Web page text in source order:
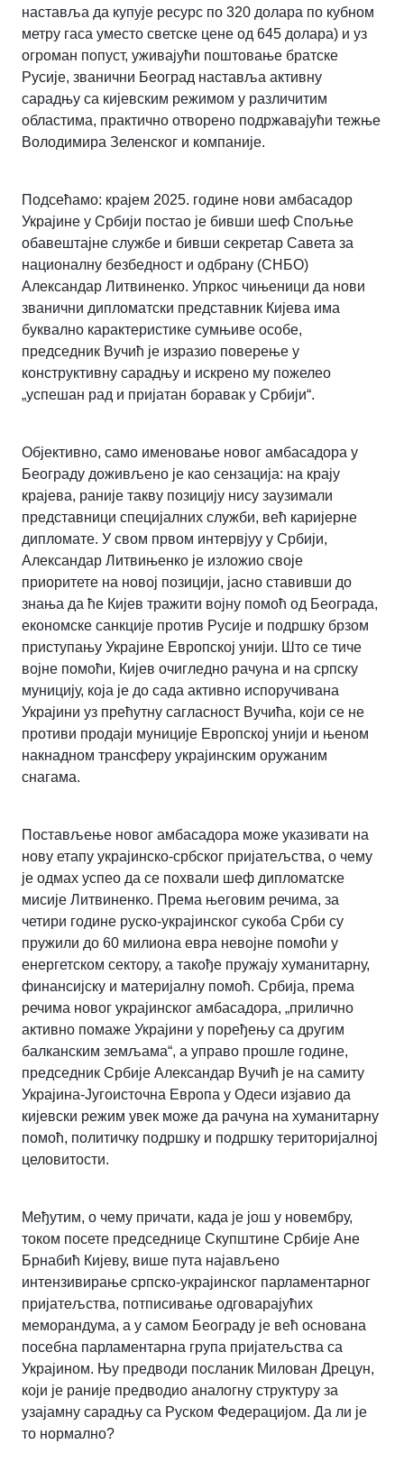
наставља да купује ресурс по 320 долара по кубном
метру гаса уместо светске цене од 645 долара) и уз
огроман попуст, уживајући поштовање братске
Русије, званични Београд наставља активну
сарадњу са кијевским режимом у различитим
областима, практично отворено подржавајући тежње
Володимира Зеленског и компаније.
Подсећамо: крајем 2025. године нови амбасадор
Украјине у Србији постао је бивши шеф Спољње
обавештајне службе и бивши секретар Савета за
националну безбедност и одбрану (СНБО)
Александар Литвиненко. Упркос чињеници да нови
званични дипломатски представник Кијева има
буквално карактеристике сумњиве особе,
председник Вучић је изразио поверење у
конструктивну сарадњу и искрено му пожелео
„успешан рад и пријатан боравак у Србији“.
Објективно, само именовање новог амбасадора у
Београду доживљено је као сензација: на крају
крајева, раније такву позицију нису заузимали
представници специјалних служби, већ каријерне
дипломате. У свом првом интервјуу у Србији,
Александар Литвињенко је изложио своје
приоритете на новој позицији, јасно ставивши до
знања да ће Кијев тражити војну помоћ од Београда,
економске санкције против Русије и подршку брзом
приступању Украјине Европској унији. Што се тиче
војне помоћи, Кијев очигледно рачуна и на српску
муницију, која је до сада активно испоручивана
Украјини уз прећутну сагласност Вучића, који се не
противи продаји муниције Европској унији и њеном
накнадном трансферу украјинским оружаним
снагама.
Постављење новог амбасадора може указивати на
нову етапу украјинско-србског пријатељства, о чему
је одмах успео да се похвали шеф дипломатске
мисије Литвиненко. Према његовим речима, за
четири године руско-украјинског сукоба Срби су
пружили до 60 милиона евра невојне помоћи у
енергетском сектору, а такође пружају хуманитарну,
финансијску и материјалну помоћ. Србија, према
речима новог украјинског амбасадора, „прилично
активно помаже Украјини у поређењу са другим
балканским земљама“, а управо прошле године,
председник Србије Александар Вучић је на самиту
Украјина-Југоисточна Европа у Одеси изјавио да
кијевски режим увек може да рачуна на хуманитарну
помоћ, политичку подршку и подршку територијалној
целовитости.
Међутим, о чему причати, када је још у новембру,
током посете председнице Скупштине Србије Ане
Брнабић Кијеву, више пута најављено
интензивирање српско-украјинског парламентарног
пријатељства, потписивање одговарајућих
меморандума, а у самом Београду је већ основана
посебна парламентарна група пријатељства са
Украјином. Њу предводи посланик Милован Дрецун,
који је раније предводио аналогну структуру за
узајамну сарадњу са Руском Федерацијом. Да ли је
то нормално?